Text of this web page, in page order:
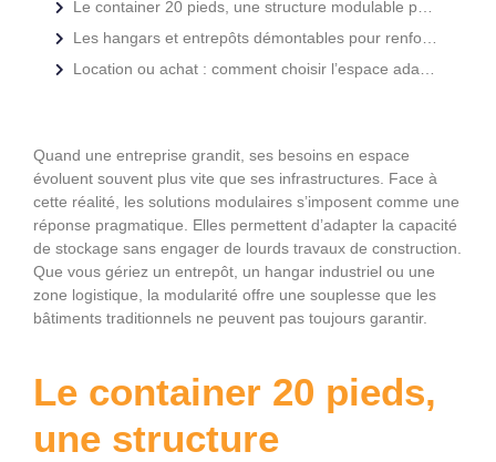
Quand une entreprise grandit, ses besoins en espace
évoluent souvent plus vite que ses infrastructures. Face à
cette réalité, les solutions modulaires s’imposent comme une
réponse pragmatique. Elles permettent d’adapter la capacité
de stockage sans engager de lourds travaux de construction.
Que vous gériez un entrepôt, un hangar industriel ou une
zone logistique, la modularité offre une souplesse que les
bâtiments traditionnels ne peuvent pas toujours garantir.
Le container 20 pieds,
une structure